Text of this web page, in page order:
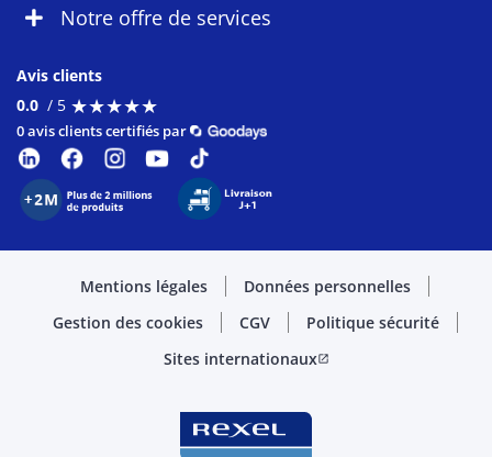
Notre offre de services
Avis clients
0.0 / 5 ★★★★★
★★★★★
0 avis clients certifiés par
Mentions légales
Données personnelles
Gestion des cookies
CGV
Politique sécurité
Sites internationauxopen_in_new